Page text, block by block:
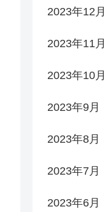
2023年12月
2023年11月
2023年10月
2023年9月
2023年8月
2023年7月
2023年6月